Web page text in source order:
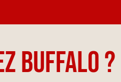
BUFFALO ?